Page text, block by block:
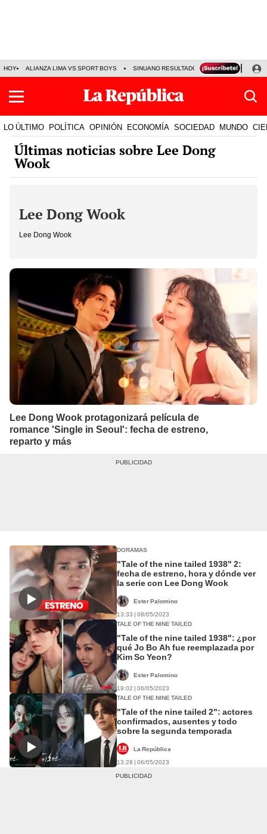
HOY ALIANZA LIMA VS SPORT BOYS SINUANO RESULTADOS HOY JORGE
LO ÚLTIMO POLÍTICA OPINIÓN ECONOMÍA SOCIEDAD MUNDO
Últimas noticias sobre Lee Dong
Wook
Lee Dong Wook
Lee Dong Wook
Lee Dong Wook protagonizará película de
romance 'Single in Seoul': fecha de estreno,
reparto y más
DORAMAS
"Tale of the nine tailed 1938" 2:
fecha de estreno, hora y dónde ver
la serie con Lee Dong Wook
Ester Palomino
13:33 | 08/05/2023
TALE OF THE NINE TAILED
"Tale of the nine tailed 1938": ¿por
qué Jo Bo Ah fue reemplazada por
Kim So Yeon?
Ester Palomino
19:02 | 06/05/2023
TALE OF THE NINE TAILED
"Tale of the nine tailed 2": actores
confirmados, ausentes y todo
sobre la segunda temporada
La República
13:28 | 06/05/2023